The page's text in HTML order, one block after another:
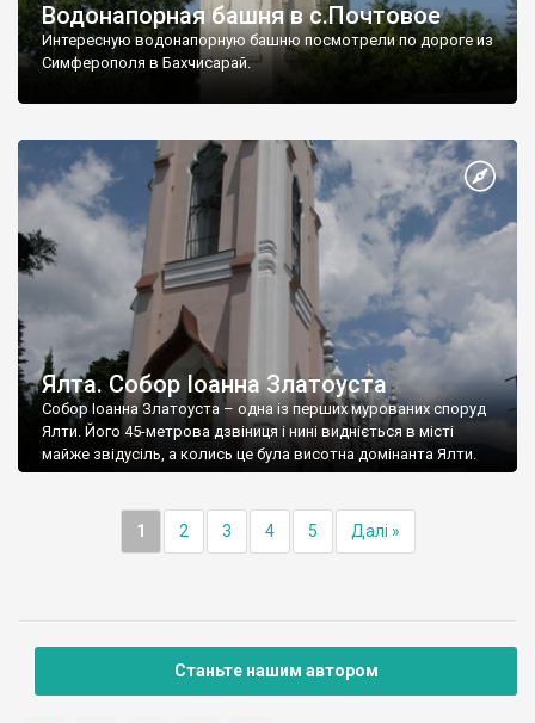
Водонапорная башня в с.Почтовое
Интересную водонапорную башню посмотрели по дороге из
Симферополя в Бахчисарай.
Ялта. Собор Іоанна Златоуста
Собор Іоанна Златоуста – одна із перших мурованих споруд
Ялти. Його 45-метрова дзвіниця і нині видніється в місті
майже звідусіль, а колись це була висотна домінанта Ялти.
1 2 3 4 5 Далі »
Станьте нашим автором